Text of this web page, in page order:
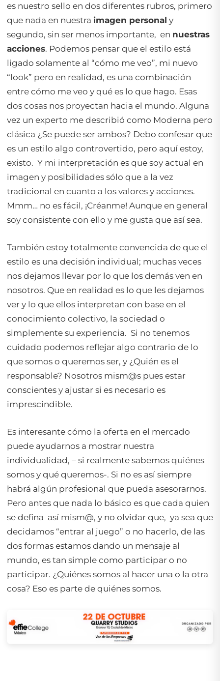
es nuestro sello en dos diferentes rubros, primero
que nada en nuestra imagen personal y
segundo, sin ser menos importante, en nuestras
acciones. Podemos pensar que el estilo está
ligado solamente al “cómo me veo”, mi nuevo
“look” pero en realidad, es una combinación
entre cómo me veo y qué es lo que hago. Esas
dos cosas nos proyectan hacia el mundo. Alguna
vez un experto me describió como Moderna pero
clásica ¿Se puede ser ambos? Debo confesar que
es un estilo algo controvertido, pero aquí estoy,
existo. Y mi interpretación es que soy actual en
imagen y posibilidades sólo que a la vez
tradicional en cuanto a los valores y acciones.
Mmm… no es fácil, ¡Créanme! Aunque en general
soy consistente con ello y me gusta que así sea.
También estoy totalmente convencida de que el
estilo es una decisión individual; muchas veces
nos dejamos llevar por lo que los demás ven en
nosotros. Que en realidad es lo que les dejamos
ver y lo que ellos interpretan con base en el
conocimiento colectivo, la sociedad o
simplemente su experiencia. Si no tenemos
cuidado podemos reflejar algo contrario de lo
que somos o queremos ser, y ¿Quién es el
responsable? Nosotros mism@s pues estar
conscientes y ajustar si es necesario es
imprescindible.
Es interesante cómo la oferta en el mercado
puede ayudarnos a mostrar nuestra
individualidad, – si realmente sabemos quiénes
somos y qué queremos-. Si no es así siempre
habrá algún profesional que pueda asesorarnos.
Pero antes que nada lo básico es que cada quien
se defina así mism@, y no olvidar que, ya sea que
decidamos “entrar al juego” o no hacerlo, de las
dos formas estamos dando un mensaje al
mundo, es tan simple como participar o no
participar. ¿Quiénes somos al hacer una o la otra
cosa? Eso es parte de quiénes somos.